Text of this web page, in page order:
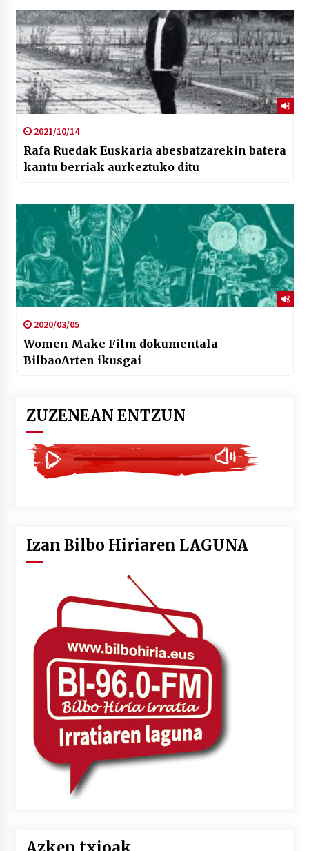
2021/10/14
Rafa Ruedak Euskaria abesbatzarekin batera
kantu berriak aurkeztuko ditu
2020/03/05
Women Make Film dokumentala
BilbaoArten ikusgai
ZUZENEAN ENTZUN
Izan Bilbo Hiriaren LAGUNA